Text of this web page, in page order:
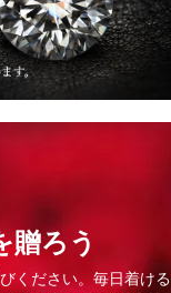
贈ろう
ください。毎日着ける